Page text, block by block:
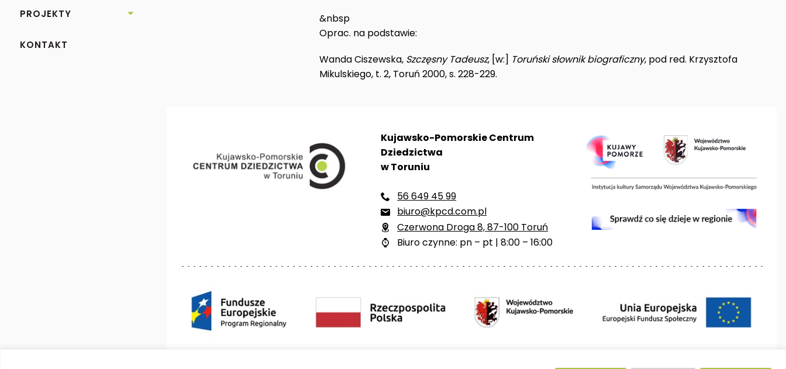
PROJEKTY 
KONTAKT
&nbsp
Oprac. na podstawie:
Wanda Ciszewska, Szczęsny Tadeusz, [w:] Toruński słownik biograficzny, pod red. Krzysztofa
Mikulskiego, t. 2, Toruń 2000, s. 228-229.
Kujawsko-Pomorskie Centrum
Dziedzictwa
w Toruniu
 56 649 45 99
 biuro@kpcd.com.pl
 Czerwona Droga 8, 87-100 Toruń
 Biuro czynne: pn – pt | 8:00 – 16:00